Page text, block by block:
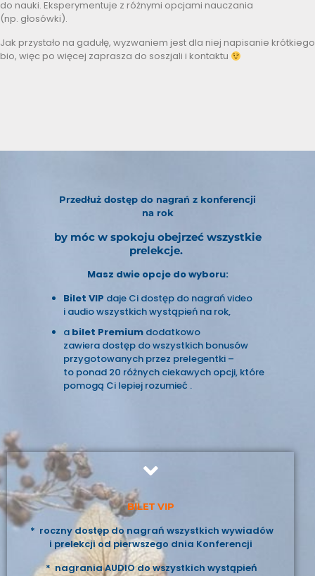
do nauki. Eksperymentuje z różnymi opcjami nauczania
(np. głosówki).
Jak przystało na gadułę, wyzwaniem jest dla niej napisanie krótkiego
bio, więc po więcej zaprasza do soszjali i kontaktu
Przedłuż dostęp do nagrań z konferencji
na rok
by móc w spokoju obejrzeć wszystkie
prelekcje.
Masz dwie opcjedo wyboru:
Bilet VIP daje Ci dostęp do nagrań video
i audio wszystkich wystąpień na rok,
a bilet Premium dodatkowo
zawiera dostęp do wszystkich bonusów
przygotowanych przez prelegentki –
to ponad 20 różnych ciekawych opcji, które
pomogą Ci lepiej rozumieć .
BILET VIP
* roczny dostęp do nagrań wszystkich wywiadów
i prelekcji od pierwszego dnia Konferencji
* nagrania AUDIO do wszystkich wystąpień